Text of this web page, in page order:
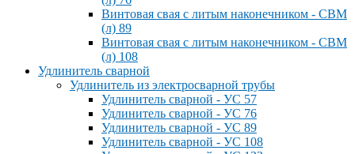
Винтовая свая с литым наконечником - СВМ
(л) 89
Винтовая свая с литым наконечником - СВМ
(л) 108
Удлинитель сварной
Удлинитель из электросварной трубы
Удлинитель сварной - УС 57
Удлинитель сварной - УС 76
Удлинитель сварной - УС 89
Удлинитель сварной - УС 108